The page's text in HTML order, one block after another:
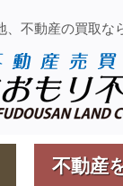
不動産の買取な
不動産